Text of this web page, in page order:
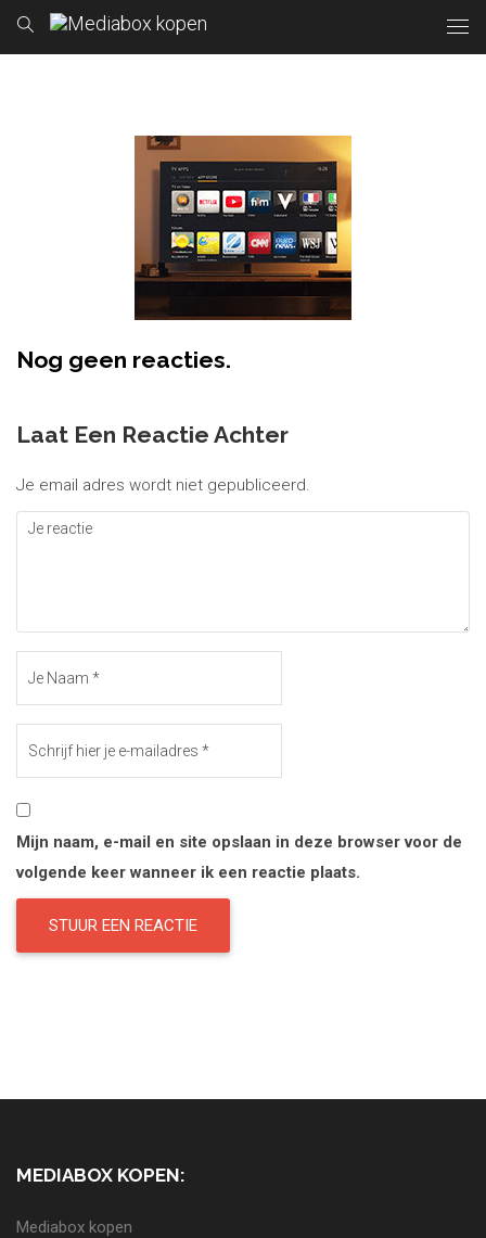
Nog geen reacties.
Laat Een Reactie Achter
Je email adres wordt niet gepubliceerd.
Mijn naam, e-mail en site opslaan in deze browser voor de
volgende keer wanneer ik een reactie plaats.
MEDIABOX KOPEN:
Mediabox kopen